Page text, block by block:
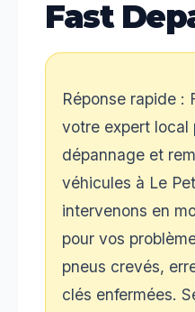
Fast
Réponse rapide :
votre expert local
dépannage et
véhicules à Le
intervenons en
pour vos
pneus crevés,
clés enfermées.